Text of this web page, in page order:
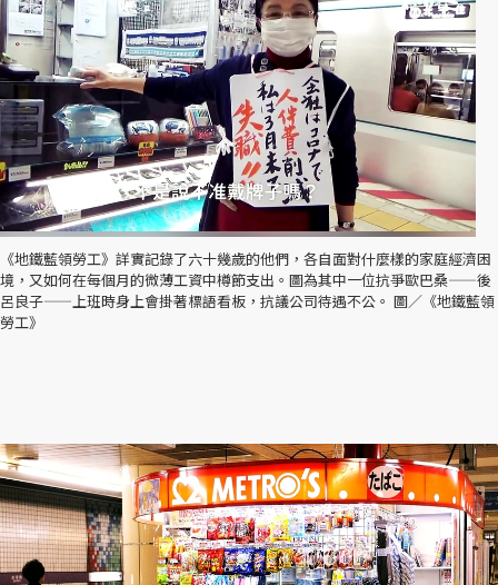
《地鐵藍領勞工》詳實記錄了六十幾歲的他們，各自面對什麼樣的家庭經濟困
境，又如何在每個月的微薄工資中樽節支出。圖為其中一位抗爭歐巴桑——後
呂良子——上班時身上會掛著標語看板，抗議公司待遇不公。 圖／《地鐵藍領
勞工》